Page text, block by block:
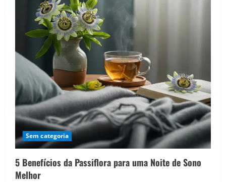
Sem categoria
5 Benefícios da Passiflora para uma Noite de Sono
Melhor